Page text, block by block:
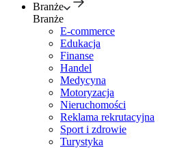
Branże
Branże
E-commerce
Edukacja
Finanse
Handel
Medycyna
Motoryzacja
Nieruchomości
Reklama rekrutacyjna
Sport i zdrowie
Turystyka